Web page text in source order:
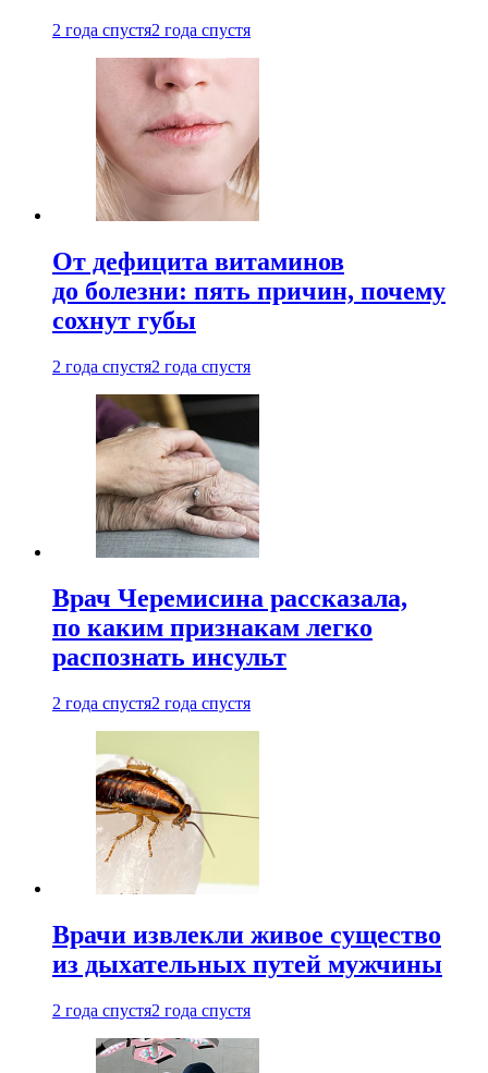
2 года спустя2 года спустя
От дефицита витаминов
до болезни: пять причин, почему
сохнут губы
2 года спустя2 года спустя
Врач Черемисина рассказала,
по каким признакам легко
распознать инсульт
2 года спустя2 года спустя
Врачи извлекли живое существо
из дыхательных путей мужчины
2 года спустя2 года спустя